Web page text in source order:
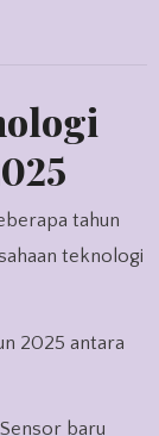
tahun
teknologi
2025 antara
Sensor baru